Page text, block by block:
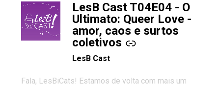
LesB Cast T04E04 - O
Ultimato: Queer Love -
amor, caos e surtos
coletivos
-
LesB Cast
Fala, LesBiCats! Estamos de volta com mais um